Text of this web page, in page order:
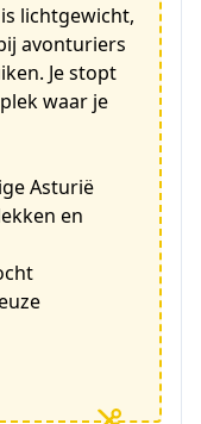
lichtgewicht,
avonturiers
Je stopt
waar je
Asturië
en